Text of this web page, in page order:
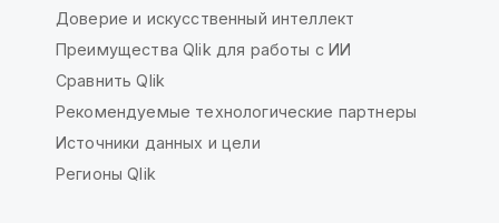
Доверие и искусственный интеллект
Преимущества Qlik для работы с ИИ
Сравнить Qlik
Рекомендуемые технологические партнеры
Источники данных и цели
Регионы Qlik